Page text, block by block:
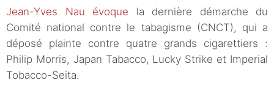
Jean-Yves Nau évoque la dernière démarche du
Comité national contre le tabagisme (CNCT), qui a
déposé plainte contre quatre grands cigarettiers :
Philip Morris, Japan Tabacco, Lucky Strike et Imperial
Tobacco-Seita.